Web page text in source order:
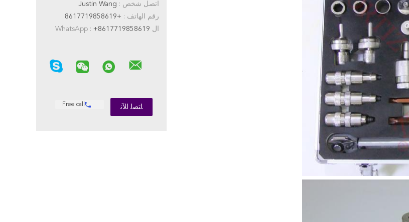
اتصل شخص :
رقم الهاتف : +8617719858619
ال WhatsApp : +8617719858619
Free call